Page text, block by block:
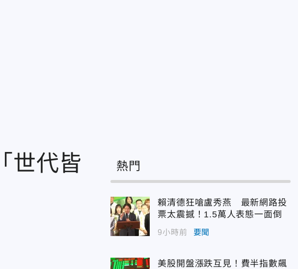
世代皆
熱門
賴清德狂嗆盧秀燕 最新網路投
票太震撼！1.5萬人表態一面倒
9小時前 要聞
美股開盤漲跌互見！費半指數飆